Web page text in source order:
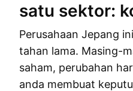
satu sektor:
Perusahaan Jepang
tahan lama. Masing-
saham, perubahan
anda membuat